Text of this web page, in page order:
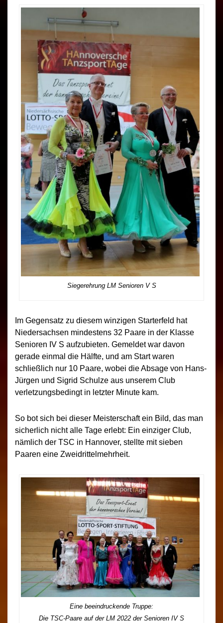
Siegerehrung LM Senioren V S
Im Gegensatz zu diesem winzigen Starterfeld hat
Niedersachsen mindestens 32 Paare in der Klasse
Senioren IV S aufzubieten. Gemeldet war davon
gerade einmal die Hälfte, und am Start waren
schließlich nur 10 Paare, wobei die Absage von Hans-
Jürgen und Sigrid Schulze aus unserem Club
verletzungsbedingt in letzter Minute kam.
So bot sich bei dieser Meisterschaft ein Bild, das man
sicherlich nicht alle Tage erlebt: Ein einziger Club,
nämlich der TSC in Hannover, stellte mit sieben
Paaren eine Zweidrittelmehrheit.
Eine beeindruckende Truppe:
Die TSC-Paare auf der LM 2022 der Senioren IV S